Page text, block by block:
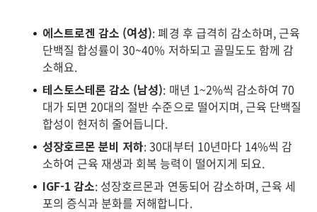
에스트로겐 감소 (여성): 폐경 후 급격히 감소하며, 근육
단백질 합성률이 30~40% 저하되고 골밀도도 함께 감
소해요.
테스토스테론 감소 (남성): 매년 1~2%씩 감소하여 70
대가 되면 20대의 절반 수준으로 떨어지며, 근육 단백질
합성이 현저히 줄어듭니다.
성장호르몬 분비 저하: 30대부터 10년마다 14%씩 감
소하여 근육 재생과 회복 능력이 떨어지게 되요.
IGF-1 감소: 성장호르몬과 연동되어 감소하며, 근육 세
포의 증식과 분화를 저해합니다.